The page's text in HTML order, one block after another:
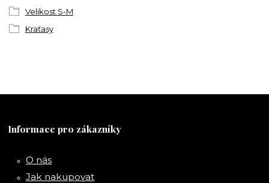
Velikost S-M
Kraťasy
Informace pro zákazníky
O nás
Jak nakupovat